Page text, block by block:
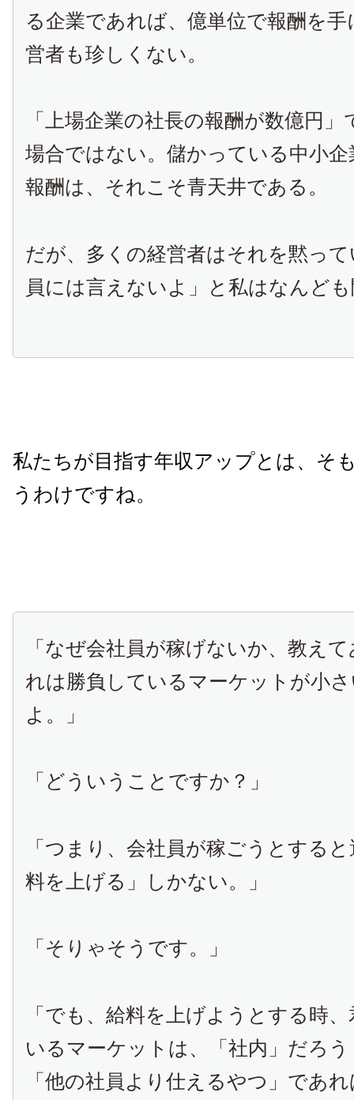
る企業であれば、億単位で報酬を
営者も珍しくない。
「上場企業の社長の報酬が数億円
場合ではない。儲かっている中小
報酬は、それこそ青天井である。
だが、多くの経営者はそれを黙っ
員には言えないよ」と私はなんど
私たちが目指す年収アップとは、そ
うわけですね。
「なぜ会社員が稼げないか、教え
れは勝負しているマーケットが小
よ。」
「どういうことですか？」
「つまり、会社員が稼ごうとする
料を上げる」しかない。」
「そりゃそうです。」
「でも、給料を上げようとする時
いるマーケットは、「社内」だろ
「他の社員より仕えるやつ」であ